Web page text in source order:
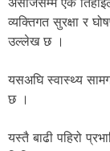
व्यक्तिगत सुरक्षा र
उल्लेख छ ।
यसअघि स्वास्थ्य
छ ।
यस्तै बाढी पहिरो